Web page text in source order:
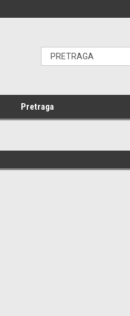
Pretraga